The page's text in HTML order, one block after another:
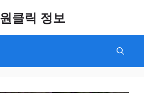
원클릭 정보